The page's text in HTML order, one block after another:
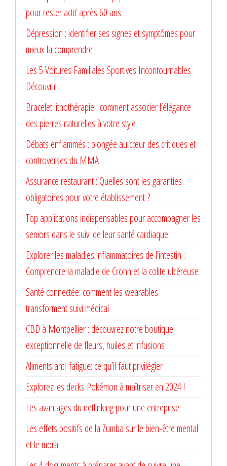
pour rester actif après 60 ans
Dépression : identifier ses signes et symptômes pour
mieux la comprendre
Les 5 Voitures Familiales Sportives Incontournables
Découvrir
Bracelet lithothérapie : comment associer l’élégance
des pierres naturelles à votre style
Débats enflammés : plongée au cœur des critiques et
controverses du MMA
Assurance restaurant : Quelles sont les garanties
obligatoires pour votre établissement ?
Top applications indispensables pour accompagner les
seniors dans le suivi de leur santé cardiaque
Explorer les maladies inflammatoires de l’intestin :
Comprendre la maladie de Crohn et la colite ulcéreuse
Santé connectée: comment les wearables
transforment suivi médical
CBD à Montpellier : découvrez notre boutique
exceptionnelle de fleurs, huiles et infusions
Aliments anti-fatigue: ce qu’il faut privilégier
Explorez les decks Pokémon à maîtriser en 2024 !
Les avantages du netlinking pour une entreprise
Les effets positifs de la Zumba sur le bien-être mental
et le moral